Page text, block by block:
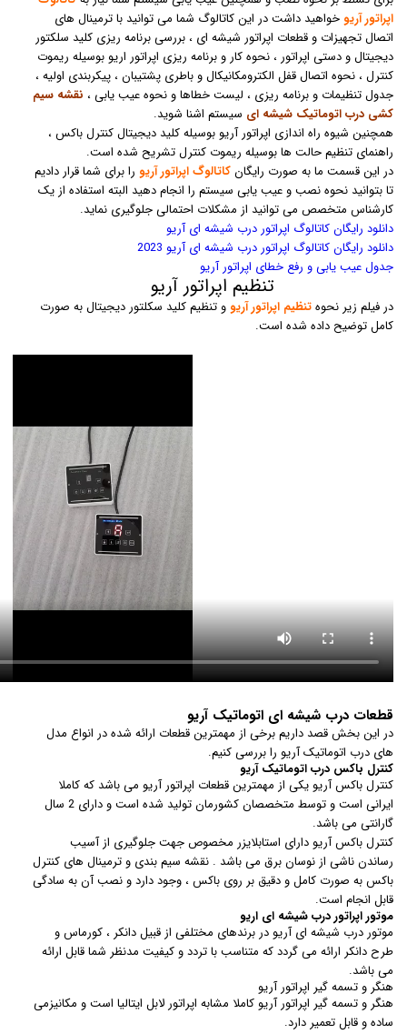
اپراتور آریوخواهید داشت در این کاتالوگ شما می توانید با ترمینال های
اتصال تجهیزات و قطعات اپراتور شیشه ای ، بررسی برنامه ریزی کلید سلکتور
دیجیتال و دستی اپراتور ، نحوه کار و برنامه ریزی اپراتور اریو بوسیله ریموت
کنترل ، نحوه اتصال قفل الکترومکانیکال و باطری پشتیبان ، پیکربندی اولیه ،
جدول تنظیمات و برنامه ریزی ، لیست خطاها و نحوه عیب یابی ، نقشه سیم
کشی درب اتوماتیک شیشه ای سیستم اشنا شوید.
همچنین شیوه راه اندازی اپراتور آریو بوسیله کلید دیجیتال کنترل باکس ،
راهنمای تنظیم حالت ها بوسیله ریموت کنترل تشریح شده است.
در این قسمت ما به صورت رایگانکاتالوگ اپراتور آریو را برای شما قرار دادیم
تا بتوانید نحوه نصب و عیب یابی سیستم را انجام دهید البته استفاده از یک
کارشناس متخصص می توانید از مشکلات احتمالی جلوگیری نماید.
دانلود رایگان کاتالوگ اپراتور درب شیشه ای آریو
دانلود رایگان کاتالوگ اپراتور درب شیشه ای آریو 2023
جدول عیب یابی و رفع خطای اپراتور آریو
تنظیم اپراتور آریو
در فیلم زیر نحوهتنظیم اپراتور آریوو تنظیم کلید سکلتور دیجیتال به صورت
کامل توضیح داده شده است.
قطعات درب شیشه ای اتوماتیک آریو
در این بخش قصد داریم برخی از مهمترین قطعات ارائه شده در انواع مدل
های درب اتوماتیک آریو را بررسی کنیم.
کنترل باکس درب اتوماتیک آریو
کنترل باکس آریو یکی از مهمترین قطعات اپراتور آریو می باشد که کاملا
ایرانی است و توسط متخصصان کشورمان تولید شده است و دارای 2 سال
گارانتی می باشد.
کنترل باکس آریو دارای استابلایزر مخصوص جهت جلوگیری از آسیب
رساندن ناشی از نوسان برق می باشد . نقشه سیم بندی و ترمینال های کنترل
باکس به صورت کامل و دقیق بر روی باکس ، وجود دارد و نصب آن به سادگی
قابل انجام است.
موتور اپراتور درب شیشه ای اریو
موتور درب شیشه ای آریو در برندهای مختلفی از قبیل دانکر ، کورماس و
طرح دانکر ارائه می گردد که متناسب با تردد و کیفیت مدنظر شما قابل ارائه
می باشد.
هنگر و تسمه گیر اپراتور آریو
هنگر و تسمه گیر اپراتور آریو کاملا مشابه اپراتور لابل ایتالیا است و مکانیزمی
ساده و قابل تعمیر دارد.